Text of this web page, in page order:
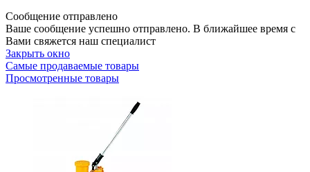
Сообщение отправлено
Ваше сообщение успешно отправлено. В ближайшее время с
Вами свяжется наш специалист
Закрыть окно
Самые продаваемые товары
Просмотренные товары